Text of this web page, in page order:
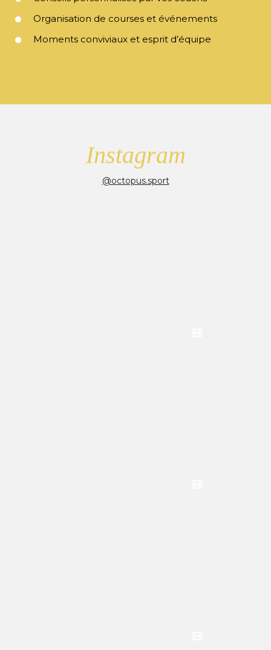
Organisation de courses et événements
Moments conviviaux et esprit d’équipe
Instagram
@octopus.sport